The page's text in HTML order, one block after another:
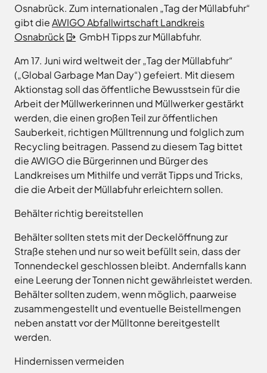
Osnabrück. Zum internationalen „Tag der Müllabfuhr“
gibt dieAWIGO Abfallwirtschaft Landkreis
Osnabrück
GmbH Tipps zur Müllabfuhr.
Am 17. Juni wird weltweit der „Tag der Müllabfuhr“
(„Global Garbage Man Day“) gefeiert. Mit diesem
Aktionstag soll das öffentliche Bewusstsein für die
Arbeit der Müllwerkerinnen und Müllwerker gestärkt
werden, die einen großen Teil zur öffentlichen
Sauberkeit, richtigen Mülltrennung und folglich zum
Recycling beitragen. Passend zu diesem Tag bittet
die AWIGO die Bürgerinnen und Bürger des
Landkreises um Mithilfe und verrät Tipps und Tricks,
die die Arbeit der Müllabfuhr erleichtern sollen.
Behälter richtig bereitstellen
Behälter sollten stets mit der Deckelöffnung zur
Straße stehen und nur so weit befüllt sein, dass der
Tonnendeckel geschlossen bleibt. Andernfalls kann
eine Leerung der Tonnen nicht gewährleistet werden.
Behälter sollten zudem, wenn möglich, paarweise
zusammengestellt und eventuelle Beistellmengen
neben anstatt vor der Mülltonne bereitgestellt
werden.
Hindernissen vermeiden
Osnabrück
Gesunde
Stunde
e.V.
Hafen
Wittlager
Land
GmbH
Kreismusikschule
Osnabrück
Landschaftsverband
Osnabrücker
Land
MaßArbeit
TERRA.vita
Naturschutzstiftung
des
Landkreises
Osnabrück
Niedersächsische
Landgesellschaft
Osnabrücker
Land
–
Entwicklungsgesellschaft
Planungsgesellschaft
Termine
sowie
Veranstaltungen
Landkreises
direkt
in
Ihr
Postfach
erhalten.
Zum
Newsletter
anmelden
Kreishaus
Osnabrück
Am
Schölerberg
1
49082
Osnabrück
Kontaktaufnahme
0541
5010
Montag -
Mittwoch
8.00
-
16.00
Uhr
Donnerstag8.00
17.30
Uhr
Freitag 8.00
-
12.00
Uhr
Samstag
9.30 - 11.30 Uhr
Landkreises
aus,
um
die
jeweilige
Website
zu
gelangen.
Zur
Website
der
Stadt
Osnabrück
Artland
Bad
Essen
Bad
Iburg
Bad
Laer
Rothenfelde